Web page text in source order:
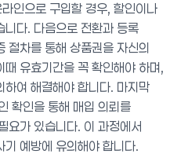
인으로 구입할 경우, 할인이나
니다. 다음으로 전환과 등록
절차를 통해 상품권을 자신의
유효기간을 꼭 확인해야 하며,
하여 해결해야 합니다. 마지막
확인을 통해 매입 의뢰를
요가 있습니다. 이 과정에서
예방에 유의해야 합니다.